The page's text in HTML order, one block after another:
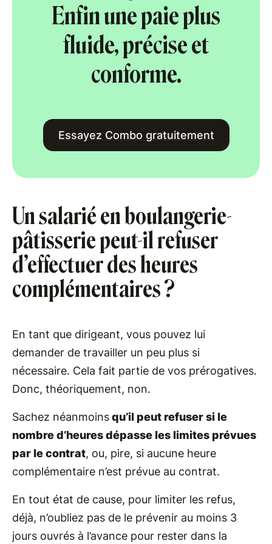
Enfin une paie plus
fluide, précise et
conforme.
Essayez Combo gratuitement
Un salarié en boulangerie-
pâtisserie peut-il refuser
d’effectuer des heures
complémentaires ?
En tant que dirigeant, vous pouvez lui
demander de travailler un peu plus si
nécessaire. Cela fait partie de vos prérogatives.
Donc, théoriquement, non.
Sachez néanmoinsqu’il peut refuser si le
nombre d’heures dépasse les limites prévues
par le contrat, ou, pire, si aucune heure
complémentaire n’est prévue au contrat.
En tout état de cause, pour limiter les refus,
déjà, n’oubliez pas de le prévenir au moins 3
jours ouvrés à l’avance pour rester dans la